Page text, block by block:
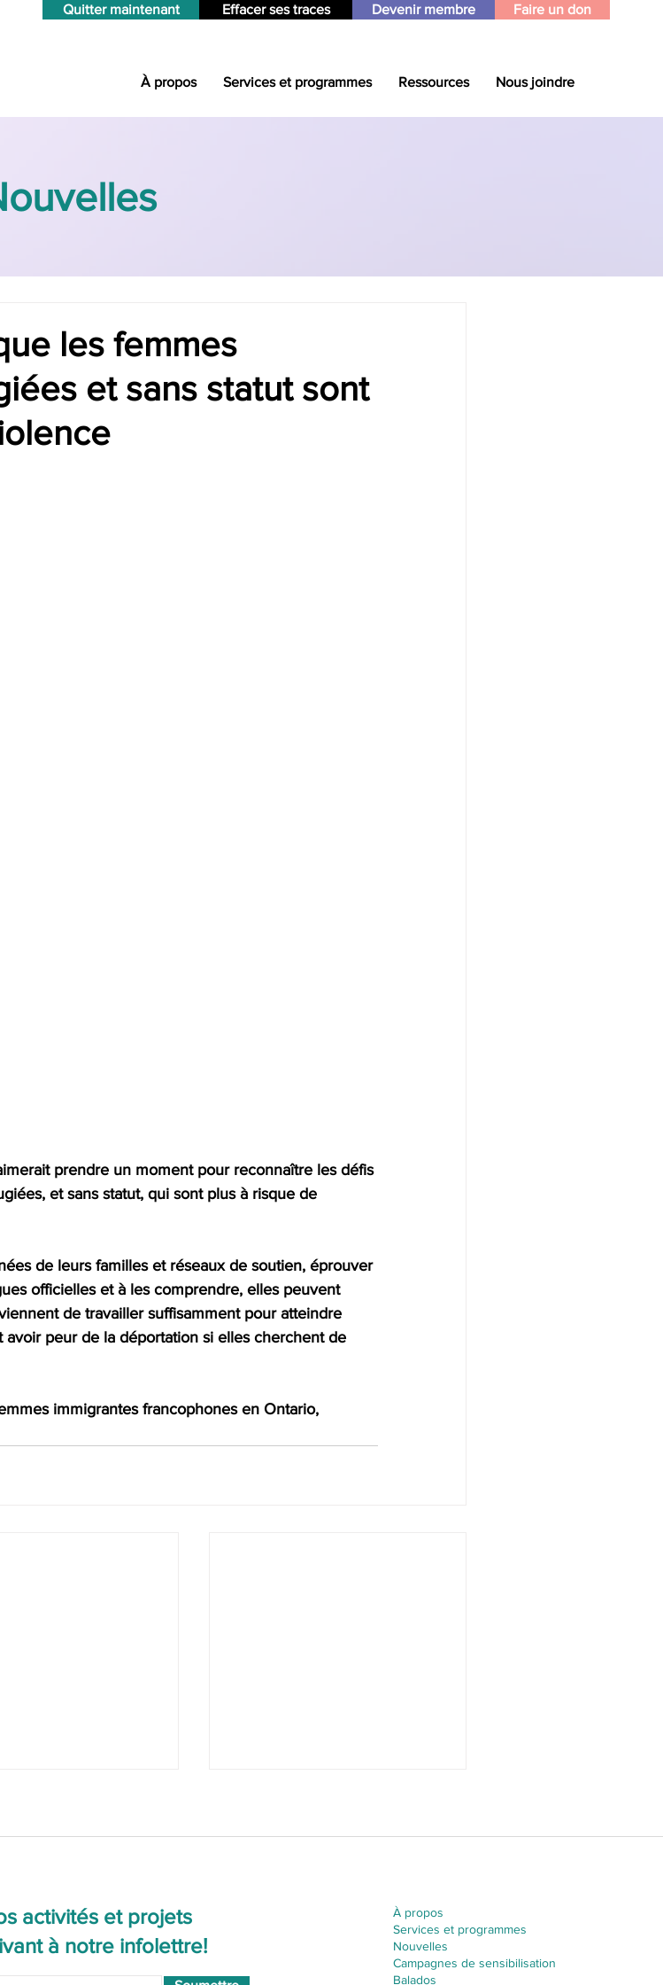
Quitter maintenant Effacer ses traces Devenir membre Faire un don
À propos Services et programmes Ressources Nous joindre
les femmes
et sans statut sont
prendre un moment pour reconnaître les défis
et sans statut, qui sont plus à risque de
de leurs familles et réseaux de soutien, éprouver
officielles et à les comprendre, elles peuvent
de travailler suffisamment pour atteindre
avoir peur de la déportation si elles cherchent de
immigrantes francophones en Ontario,
le génocide
reconnaître la différence entre
une relation saine et malsaine
activités et projets
à notre infolettre!
À propos
Services et programmes
Nouvelles
Campagnes de sensibilisation
Balados